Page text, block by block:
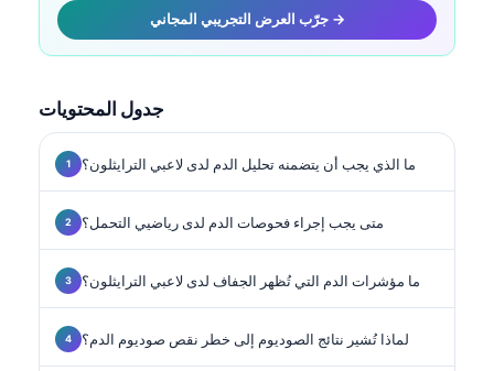
جرّب العرض التجريبي المجاني →
جدول المحتويات
ما الذي يجب أن يتضمنه تحليل الدم لدى لاعبي الترايثلون؟
متى يجب إجراء فحوصات الدم لدى رياضيي التحمل؟
ما مؤشرات الدم التي تُظهر الجفاف لدى لاعبي الترايثلون؟
لماذا تُشير نتائج الصوديوم إلى خطر نقص صوديوم الدم؟